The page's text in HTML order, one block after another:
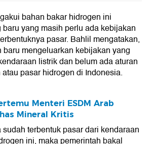
bahan bakar hidrogen ini
yang masih perlu ada kebijakan
pasar. Bahlil mengatakan,
mengeluarkan kebijakan yang
listrik dan belum ada aturan
pasar hidrogen di Indonesia.
Menteri ESDM Arab
Mineral Kritis
terbentuk pasar dari kendaraan
ini, maka pemerintah bakal